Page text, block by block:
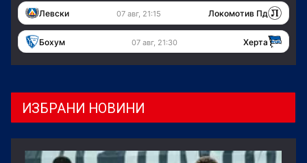
Левски 07 авг, 21:15 Локомотив Пд
Бохум 07 авг, 21:30 Херта
ИЗБРАНИ НОВИНИ